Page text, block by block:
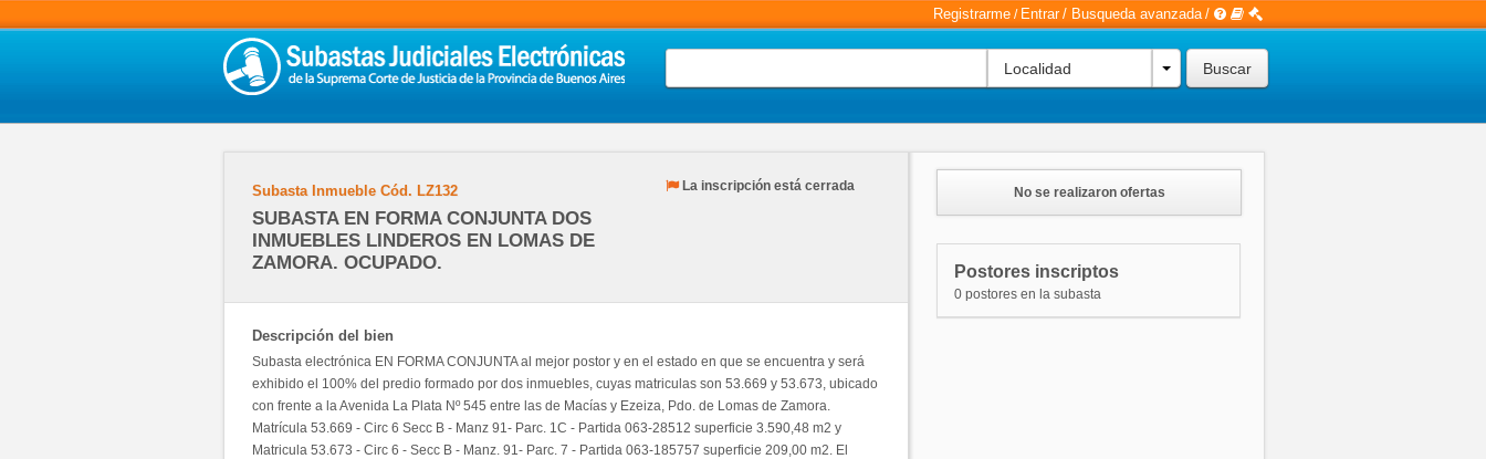
Registrarme / Entrar / Busqueda avanzada /
Localidad
Subasta Inmueble Cód. LZ132
SUBASTA EN FORMA CONJUNTA DOS
INMUEBLES LINDEROS EN LOMAS DE
ZAMORA. OCUPADO.
La inscripción está cerrada
Descripción del bien
Subasta electrónica EN FORMA CONJUNTA al mejor postor y en el estado en que se encuentra y será
exhibido el 100% del predio formado por dos inmuebles, cuyas matriculas son 53.669 y 53.673, ubicado
con frente a la Avenida La Plata Nº 545 entre las de Macías y Ezeiza, Pdo. de Lomas de Zamora.
Matrícula 53.669 - Circ 6 Secc B - Manz 91- Parc. 1C - Partida 063-28512 superficie 3.590,48 m2 y
Matricula 53.673 - Circ 6 - Secc B - Manz. 91- Parc. 7 - Partida 063-185757 superficie 209,00 m2. El
No se realizaron ofertas
Postores inscriptos
0 postores en la subasta